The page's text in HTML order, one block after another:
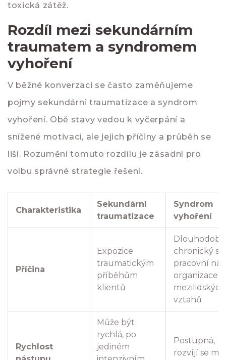
toxická zátěž.
Rozdíl mezi sekundárním
traumatem a syndromem
vyhoření
V běžné konverzaci se často zaměňujeme
pojmy sekundární traumatizace a syndrom
vyhoření. Obě stavy vedou k vyčerpání a
snížené motivaci, ale jejich příčiny a průběh se
liší. Rozumění tomuto rozdílu je zásadní pro
volbu správné strategie řešení.
Charakteristika
Sekundární
traumatizace
Syndrom
vyhoření
Příčina
Expozice
traumatickým
příběhům
klientů
Dlouhodobý
chronický
pracovní
organizace
mezilidských
vztahů
Rychlost
Může být
rychlá, po
jediném
Postupná,
rozvíjí se